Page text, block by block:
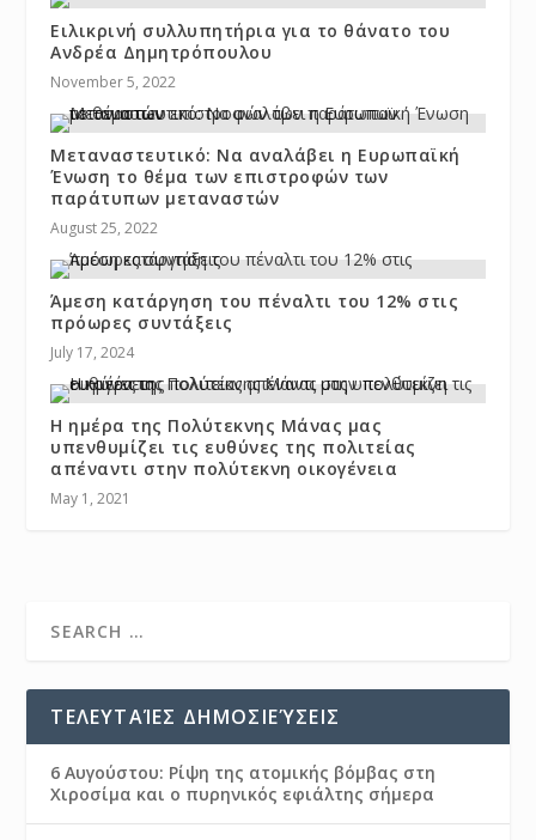
Ειλικρινή συλλυπητήρια για το θάνατο του
Ανδρέα Δημητρόπουλου
November 5, 2022
Μεταναστευτικό: Να αναλάβει η Ευρωπαϊκή
Ένωση το θέμα των επιστροφών των
παράτυπων μεταναστών
August 25, 2022
Άμεση κατάργηση του πέναλτι του 12% στις
πρόωρες συντάξεις
July 17, 2024
Η ημέρα της Πολύτεκνης Μάνας μας
υπενθυμίζει τις ευθύνες της πολιτείας
απέναντι στην πολύτεκνη οικογένεια
May 1, 2021
ΤΕΛΕΥΤΑΊΕΣ ΔΗΜΟΣΙΕΎΣΕΙΣ
6 Αυγούστου: Ρίψη της ατομικής βόμβας στη
Χιροσίμα και ο πυρηνικός εφιάλτης σήμερα